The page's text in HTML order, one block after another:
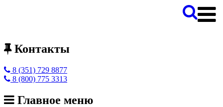
Контакты
8 (351) 729 8877
8 (800) 775 3313
Главное меню